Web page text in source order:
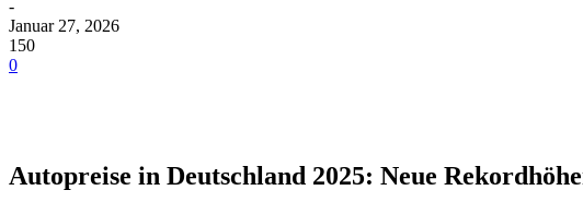
-
Januar 27, 2026
150
0
Autopreise in Deutschland 2025: Neue